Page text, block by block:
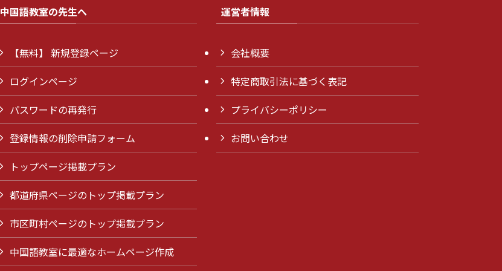
中国語教室の先生へ
【無料】 新規登録ページ
ログインページ
パスワードの再発行
登録情報の削除申請フォーム
トップページ掲載プラン
都道府県ページのトップ掲載プラン
市区町村ページのトップ掲載プラン
中国語教室に最適なホームページ作成
運営者情報
会社概要
特定商取引法に基づく表記
プライバシーポリシー
お問い合わせ